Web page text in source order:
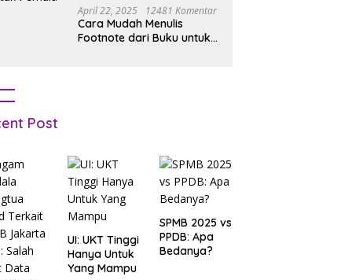
April 22, 2025 12481 Komentar
Cara Mudah Menulis
Footnote dari Buku untuk
Post
UI: UKT Tinggi
Hanya Untuk
Yang Mampu
SPMB 2025 vs
PPDB: Apa
Bedanya?